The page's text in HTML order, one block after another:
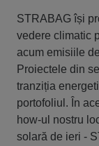
STRABAG își
vedere climatic
acum emisiile
Proiectele din
tranziția
portofoliul. În
how-ul nostru
solară de ieri -